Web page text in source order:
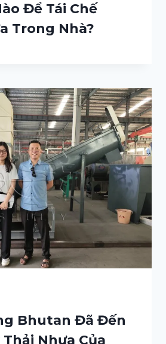
Để Tái Chế
Trong Nhà?
Bhutan Đã Đến
Nhựa Của